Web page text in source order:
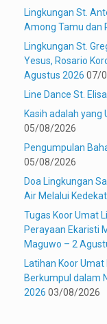
Lingkungan St.
Among Tamu dan
Lingkungan St.
Yesus, Rosario
Agustus 2026 07/
Line Dance St.
Kasih adalah yang
05/08/2026
Pengumpulan
05/08/2026
Doa Lingkungan
Air Melalui
Tugas Koor Umat
Perayaan Ekaristi
Maguwo – 2
Latihan Koor
Berkumpul dalam
2026 03/08/2026